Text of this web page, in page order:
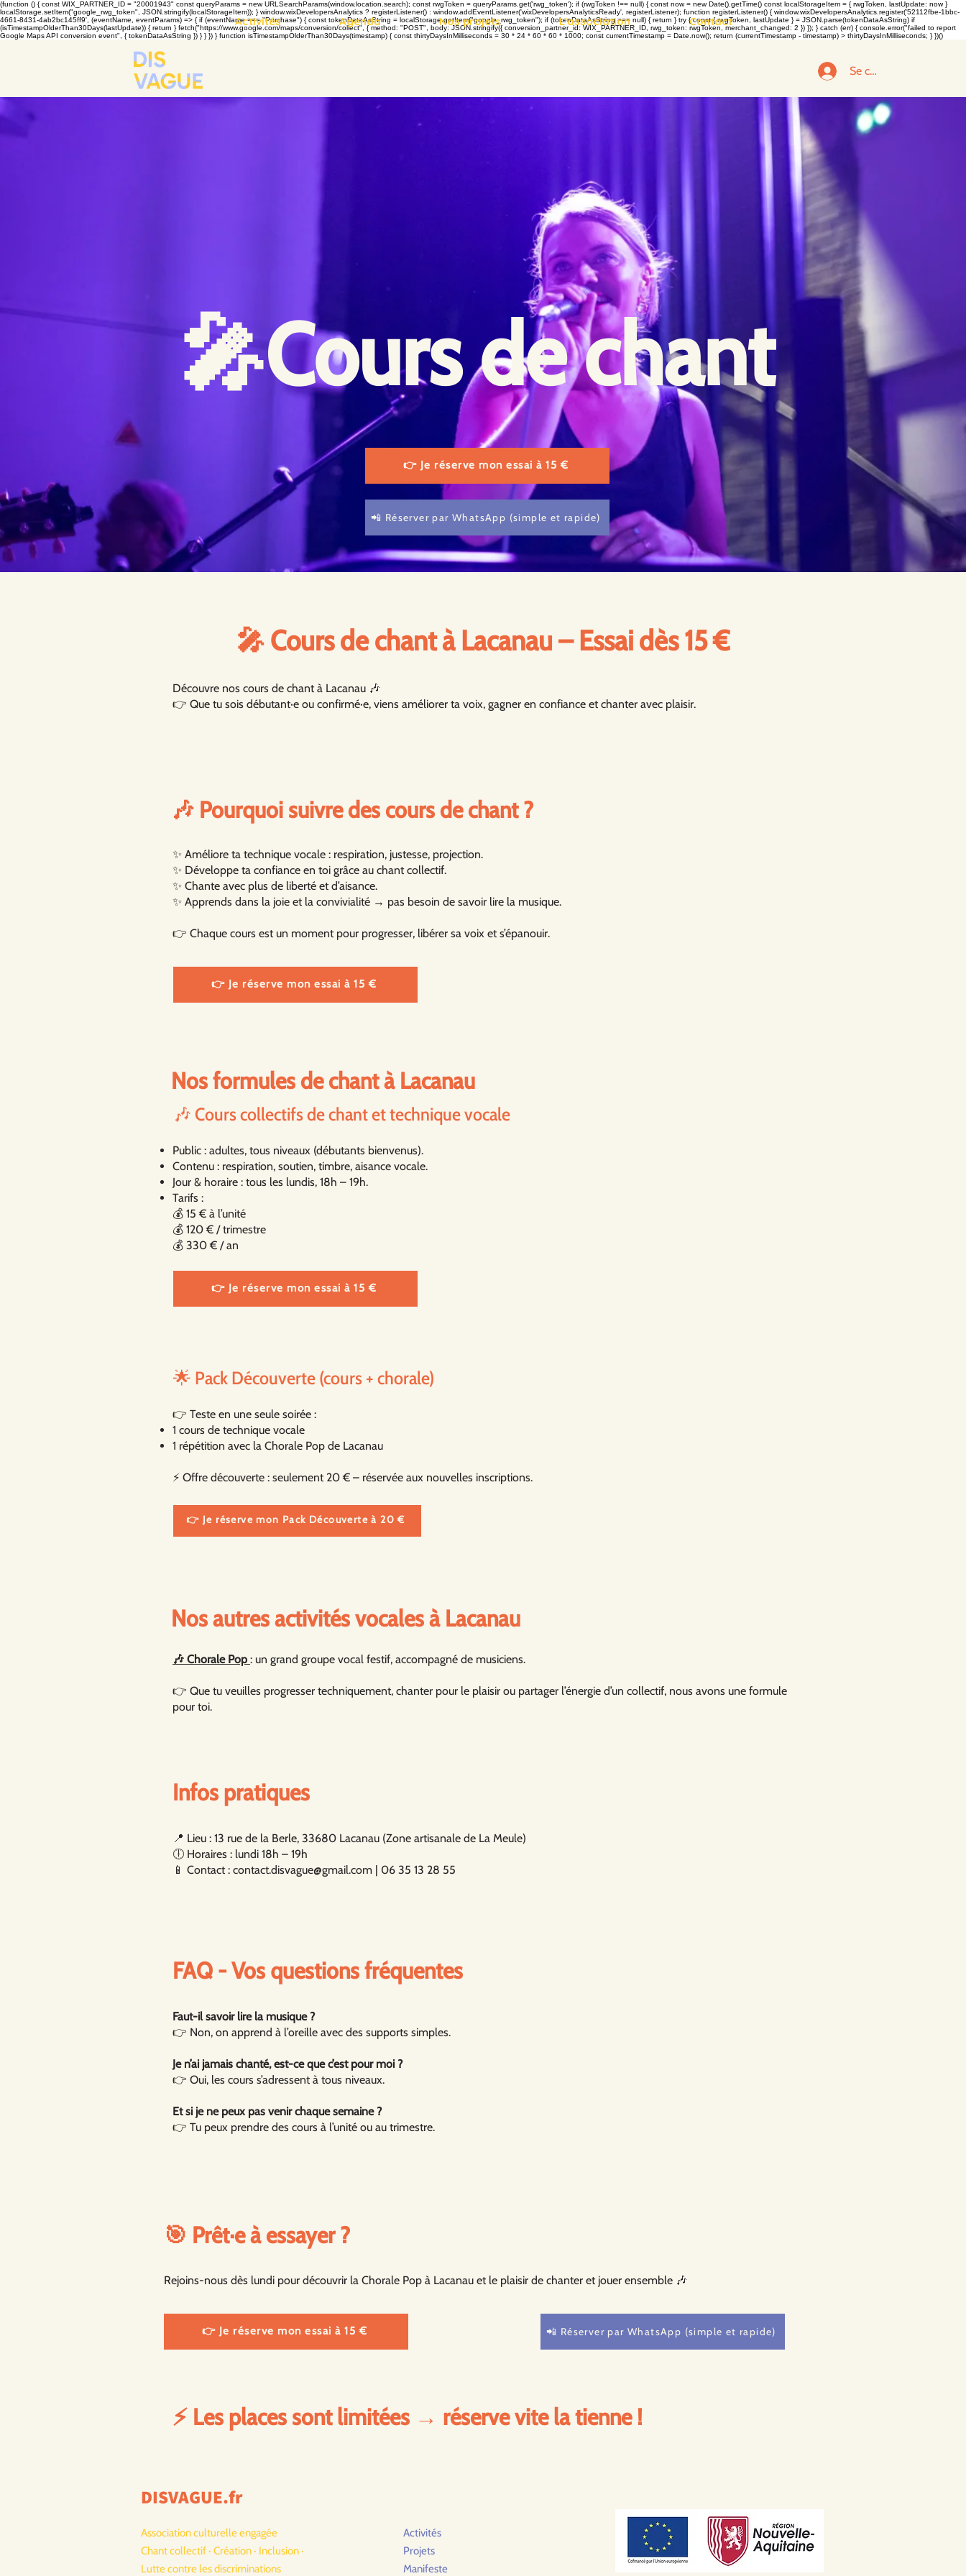
(function () { const WIX_PARTNER_ID = "20001943" const queryParams = new URLSearchParams(window.location.search); const rwgToken = queryParams.get('rwg_token'); if (rwgToken !== null) { const now = new Date().getTime() const localStorageItem = { rwgToken, lastUpdate: now }
localStorage.setItem("google_rwg_token", JSON.stringify(localStorageItem)); } window.wixDevelopersAnalytics ? registerListener() : window.addEventListener('wixDevelopersAnalyticsReady', registerListener); function registerListener() { window.wixDevelopersAnalytics.register('52112fbe-1bbc-
4661-8431-4ab2bc145ff9', (eventName, eventParams) => { if (eventName === "Purchase") { const tokenDataAsString = localStorage.getItem("google_rwg_token"); if (tokenDataAsString === null) { return } try { const { rwgToken, lastUpdate } = JSON.parse(tokenDataAsString) if
(isTimestampOlderThan30Days(lastUpdate)) { return } fetch("https://www.google.com/maps/conversion/collect", { method: "POST", body: JSON.stringify({ conversion_partner_id: WIX_PARTNER_ID, rwg_token: rwgToken, merchant_changed: 2 }) }); } catch (err) { console.error("failed to report
Google Maps API conversion event", { tokenDataAsString }) } } }) } function isTimestampOlderThan30Days(timestamp) { const thirtyDaysInMilliseconds = 30 * 24 * 60 * 60 * 1000; const currentTimestamp = Date.now(); return (currentTimestamp - timestamp) > thirtyDaysInMilliseconds; } })()
Activités Agenda Nos projets L'association Contact
Se connecter
🎤Cours de chant
👉 Je réserve mon essai à 15 €
📲 Réserver par WhatsApp (simple et rapide)
🎤 Cours de chant à Lacanau – Essai dès 15 €
Découvre nos cours de chant à Lacanau 🎶
👉 Que tu sois débutant·e ou confirmé·e, viens améliorer ta voix, gagner en confiance et chanter avec plaisir.
🎶 Pourquoi suivre des cours de chant ?
✨ Améliore ta technique vocale : respiration, justesse, projection.
✨ Développe ta confiance en toi grâce au chant collectif.
✨ Chante avec plus de liberté et d’aisance.
✨ Apprends dans la joie et la convivialité → pas besoin de savoir lire la musique.
👉 Chaque cours est un moment pour progresser, libérer sa voix et s’épanouir.
👉 Je réserve mon essai à 15 €
Nos formules de chant à Lacanau
🎶 Cours collectifs de chant et technique vocale
Public : adultes, tous niveaux (débutants bienvenus).
Contenu : respiration, soutien, timbre, aisance vocale.
Jour & horaire : tous les lundis, 18h – 19h.
Tarifs :
💰 15 € à l’unité
💰 120 € / trimestre
💰 330 € / an
👉 Je réserve mon essai à 15 €
🌟 Pack Découverte (cours + chorale)
👉 Teste en une seule soirée :
1 cours de technique vocale
1 répétition avec la Chorale Pop de Lacanau
⚡ Offre découverte : seulement 20 € – réservée aux nouvelles inscriptions.
👉 Je réserve mon Pack Découverte à 20 €
Nos autres activités vocales à Lacanau
🎶 Chorale Pop : un grand groupe vocal festif, accompagné de musiciens.
👉 Que tu veuilles progresser techniquement, chanter pour le plaisir ou partager l’énergie d’un collectif, nous avons une formule
pour toi.
Infos pratiques
📍 Lieu : 13 rue de la Berle, 33680 Lacanau (Zone artisanale de La Meule)
🕕 Horaires : lundi 18h – 19h
📱 Contact : contact.disvague@gmail.com | 06 35 13 28 55
FAQ - Vos questions fréquentes
Faut-il savoir lire la musique ?
👉 Non, on apprend à l’oreille avec des supports simples.
Je n’ai jamais chanté, est-ce que c’est pour moi ?
👉 Oui, les cours s’adressent à tous niveaux.
Et si je ne peux pas venir chaque semaine ?
👉 Tu peux prendre des cours à l’unité ou au trimestre.
🎯 Prêt·e à essayer ?
Rejoins-nous dès lundi pour découvrir la Chorale Pop à Lacanau et le plaisir de chanter et jouer ensemble 🎶
👉 Je réserve mon essai à 15 € 📲 Réserver par WhatsApp (simple et rapide)
⚡ Les places sont limitées → réserve vite la tienne !
DISVAGUE.fr
Association culturelle engagée
Chant collectif · Création · Inclusion ·
Lutte contre les discriminations
Activités
Projets
Manifeste